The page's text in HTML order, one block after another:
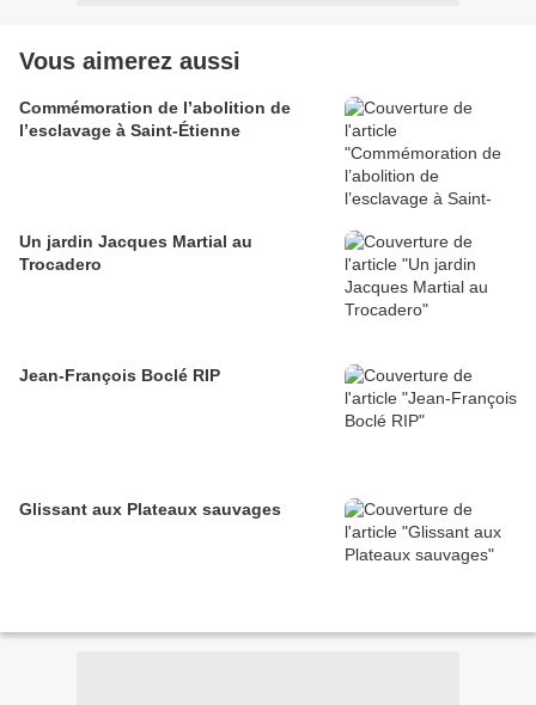
Vous aimerez aussi
Commémoration de l’abolition de
l’esclavage à Saint-Étienne
Un jardin Jacques Martial au
Trocadero
Jean-François Boclé RIP
Glissant aux Plateaux sauvages